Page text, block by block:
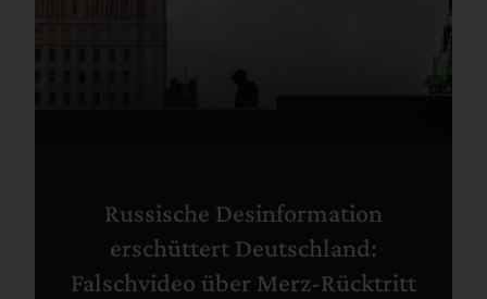
Russische Desinformation
erschüttert Deutschland:
Falschvideo über Merz-Rücktritt